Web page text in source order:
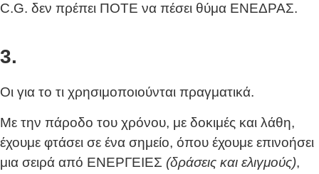
C.G. δεν πρέπει ΠΟΤΕ να πέσει θύμα ΕΝΕΔΡΑΣ.
3.
Οι για το τι χρησιμοποιούνται πραγματικά.
Με την πάροδο του χρόνου, με δοκιμές και λάθη,
έχουμε φτάσει σε ένα σημείο, όπου έχουμε επινοήσει
μια σειρά από ΕΝΕΡΓΕΙΕΣ (δράσεις και ελιγμούς),